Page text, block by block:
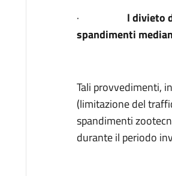
· l divieto
spandimenti
Tali provvedimenti,
(limitazione del
spandimenti
durante il periodo